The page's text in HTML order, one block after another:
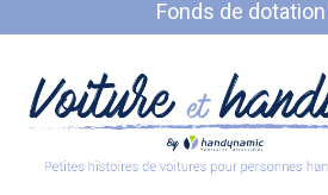
Fonds de